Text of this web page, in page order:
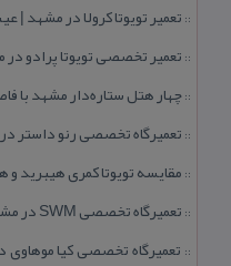
:: تعمیر تویوتا كرولا در مشهد
:: تعمیر تخصصی تویوتا پرادو
::چهار هتل‌ ستاره‌دار مشهد با فاصله زیر 5
:: تعمیرگاه تخصصی رنو داستر در مشهد | ۱۰ سال تجربه
:: مقایسه تویوتا كمری هیبرید و
:: تعمیرگاه تخصصی SWM در مشهد | تعمیر موتور، گیربكس و عیب‌یابی برق
:: تعمیرگاه تخصصی كیا موهاوی